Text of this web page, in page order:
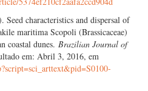
Seed characteristics and dispersal of
maritima Scopoli (Brassicaceae)
coastal dunes. Brazilian Journal of
em: Abril 3, 2016, em